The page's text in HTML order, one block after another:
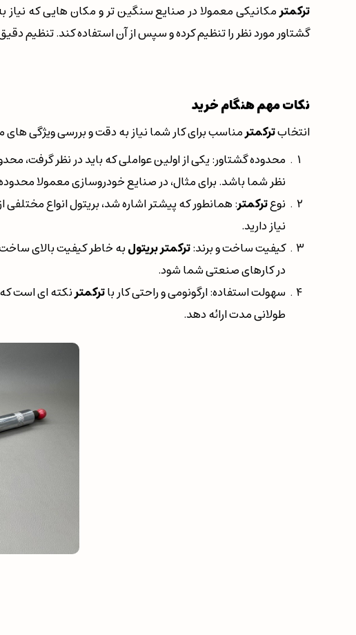
ترکمترمکانیکی معمولا در صنایع سنگین تر و مکان هایی که نیاز به
گشتاور مورد نظر را تنظیم کرده و سپس از آن استفاده کند. تنظیم
نکات مهم هنگام خرید
انتخابترکمترمناسب برای کار شما نیاز به دقت و بررسی ویژگی های
محدوده گشتاور: یکی از اولین عواملی که باید در نظر گرفت،
نظر شما باشد. برای مثال، در صنایع خودروسازی معمولا
نوعترکمتر: همانطور که پیشتر اشاره شد، بریتول انواع مختلفی
نیاز دارید.
کیفیت ساخت و برند:ترکمتر بریتولبه خاطر کیفیت بالای
در کارهای صنعتی شما شود.
سهولت استفاده: ارگونومی و راحتی کار باترکمترنکته ای است که
طولانی مدت ارائه دهد.